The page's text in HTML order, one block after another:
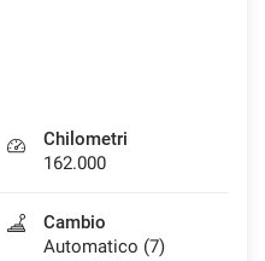
Chilometri
162.000
Cambio
Automatico (7)